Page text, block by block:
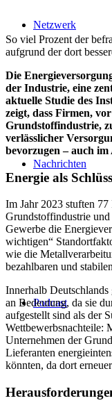
Netzwerk
Nachrichten
Podcast
So viel Prozent der
aufgrund der dort
Die
der Industrie, eine
aktuelle Studie des
zeigt, dass Firmen,
Grundstoffindustrie,
verlässlicher
bevorzugen – auch im
Energie als
Im Jahr 2023 stuften 77
Grundstoffindustrie
Gewerbe die
wichtigen“
wie die
bezahlbaren und
Innerhalb
an Bedeutung, da sie
aufgestellt sind als der
Wettbewerbsnachteile:
Unternehmen der
Lieferanten
könnten, da dort